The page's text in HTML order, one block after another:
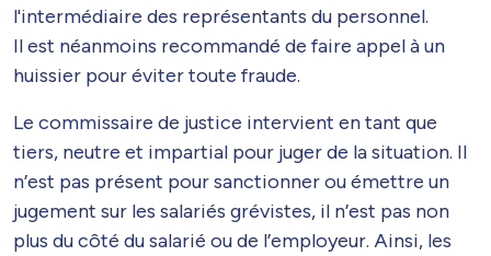
l'intermédiaire des représentants du personnel.
Il est néanmoins recommandé de faire appel à un
huissier pour éviter toute fraude.
Le commissaire de justice intervient en tant que
tiers, neutre et impartial pour juger de la situation. Il
n’est pas présent pour sanctionner ou émettre un
jugement sur les salariés grévistes, il n’est pas non
plus du côté du salarié ou de l’employeur. Ainsi, les